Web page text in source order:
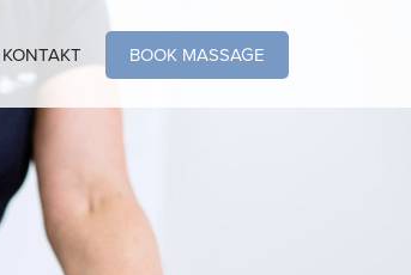
KONTAKT BOOK MASSAGE